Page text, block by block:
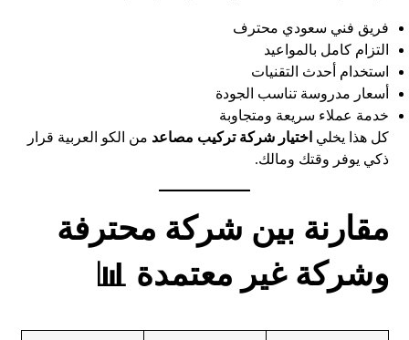
فريق فني سعودي محترف
التزام كامل بالمواعيد
استخدام أحدث التقنيات
أسعار مدروسة تناسب الجودة
خدمة عملاء سريعة ومتجاوبة
كل هذا يخلي اختيار شركة تركيب مصاعد من الكو العربية قرار
ذكي يوفر وقتك ومالك.
مقارنة بين شركة محترفة
وشركة غير معتمدة 📊